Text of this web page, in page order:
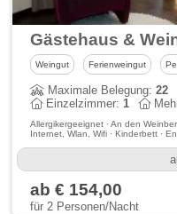
Gästehaus &
Weingut Ferienweingut
Maximale Belegung:22
Einzelzimmer:1
Allergikergeeignet · An den
Internet, Wlan, Wifi · Kinderbett ·
ab € 154,00
für 2 Personen/Nacht